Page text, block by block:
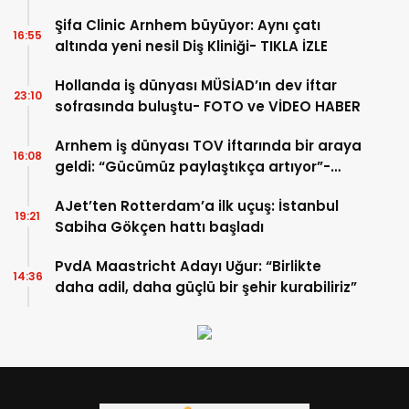
Şifa Clinic Arnhem büyüyor: Aynı çatı
altında yeni nesil Diş Kliniği- TIKLA İZLE
16:55
Hollanda iş dünyası MÜSİAD’ın dev iftar
sofrasında buluştu- FOTO ve VİDEO HABER
23:10
Arnhem iş dünyası TOV iftarında bir araya
geldi: “Gücümüz paylaştıkça artıyor”-
16:08
AJet’ten Rotterdam’a ilk uçuş: İstanbul
Sabiha Gökçen hattı başladı
19:21
PvdA Maastricht Adayı Uğur: “Birlikte
daha adil, daha güçlü bir şehir kurabiliriz”
14:36